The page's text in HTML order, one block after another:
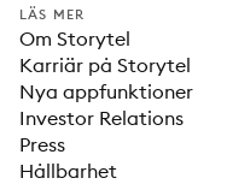
LÄS MER
Om Storytel
Karriär på Storytel
Nya appfunktioner
Investor Relations
Press
Hållbarhet